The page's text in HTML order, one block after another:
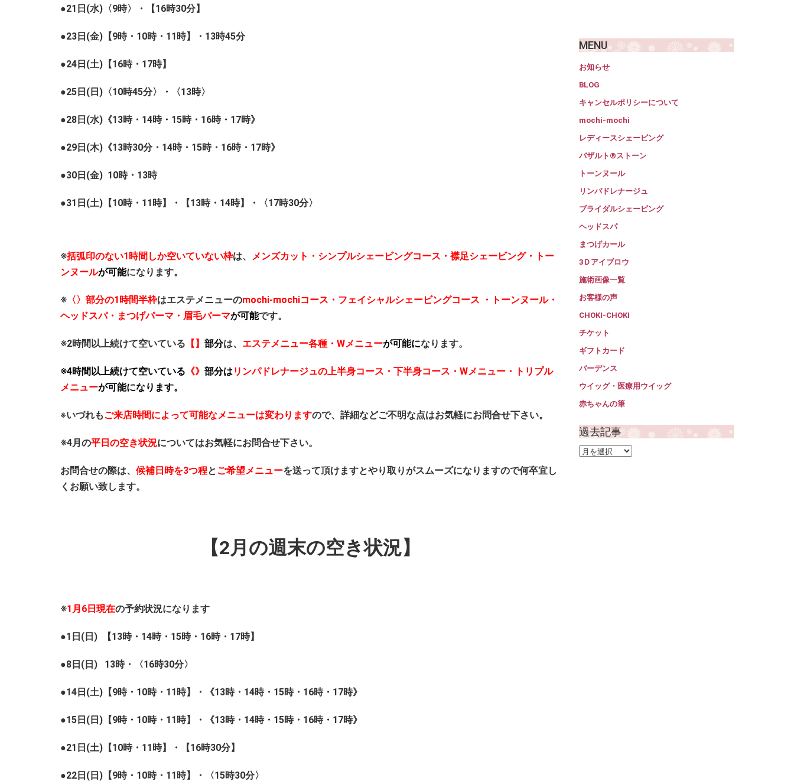
●21日(水)〈9時〉 ・【16時30分】
●23日(金)【9時・10時・11時】・13時45分
●24日(土)【16時・17時】
●25日(日)〈10時45分〉・〈13時〉
●28日(水)《13時・14時・15時・16時・17時》
●29日(木)《13時30分・14時・15時・16時・17時》
●30日(金) 10時・13時
●31日(土)【10時・11時】・【13時・14時】・〈17時30分〉
※括弧印のない1時間しか空いていない枠は、 メンズカット・シンプルシェービングコース・襟足シェービング・トー
ンヌールが可能になります。
※ 〈〉部分の1時間半枠はエステメニューのmochi-mochiコース・フェイシャルシェービングコース ・トーンヌール・
ヘッドスパ・まつげパーマ・眉毛パーマが可能です。
※2時間以上続けて空いている 【】 部分は、 エステメニュー各種・Wメニューが可能になります。
※4時間以上続けて空いている 《》 部分はリンパドレナージュの上半身コース・下半身コース・Wメニュー・トリプル
メニューが可能になります。
※いづれもご来店時間によって可能なメニューは変わりますので、 詳細などご不明な点はお気軽にお問合せ下さい。
※4月の平日の空き状況についてはお気軽にお問合せ下さい。
お問合せの際は、 候補日時を3つ程とご希望メニューを送って頂けますとやり取りがスムーズになりますので何卒宜し
くお願い致します。
【2月の週末の空き状況】
※1月6日現在の予約状況になります
●1日(日) 【13時・14時・15時・16時・17時】
●8日(日) 13時・〈16時30分〉
●14日(土)【9時・10時・11時】・《13時・14時・15時・16時・17時》
●15日(日)【9時・10時・11時】・ 《13時・14時・15時・16時・17時》
●21日(土)【10時・11時】・ 【16時30分】
●22日(日)【9時・10時・11時】・〈15時30分〉
MENU
お知らせ
BLOG
キャンセルポリシーについて
mochi-mochi
レディースシェービング
バザルト®ストーン
トーンヌール
リンパドレナージュ
ブライダルシェービング
ヘッドスパ
まつげカール
3Ｄアイブロウ
施術画像一覧
お客様の声
CHOKI-CHOKI
チケット
ギフトカード
バーデンス
ウイッグ・医療用ウイッグ
赤ちゃんの筆
過去記事
過